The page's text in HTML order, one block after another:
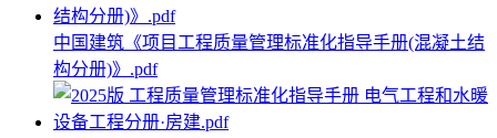
中国建筑《项目工程质量管理标准化指导手册(混凝土结
构分册)》.pdf